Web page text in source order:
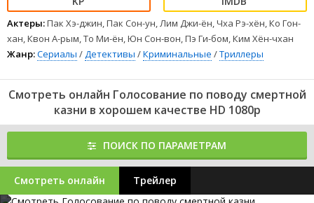
Актеры:Пак Хэ-джин, Пак Сон-ун, Лим Джи-ён, Чха Рэ-хён, Ко Гон-
хан, Квон А-рым, То Ми-ён, Юн Сон-вон, Пэ Ги-бом, Ким Хён-чхан
Жанр:Сериалы /Детективы /Криминальные /Триллеры
Смотреть онлайн Голосование по поводу смертной
казни в хорошем качестве HD 1080p
ПОИСК ПО ПАРАМЕТРАМ
Смотреть онлайн Трейлер